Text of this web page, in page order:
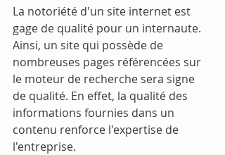
La notoriété d'un site internet est
gage de qualité pour un internaute.
Ainsi, un site qui possède de
nombreuses pages référencées sur
le moteur de recherche sera signe
de qualité. En effet, la qualité des
informations fournies dans un
contenu renforce l'expertise de
l'entreprise.